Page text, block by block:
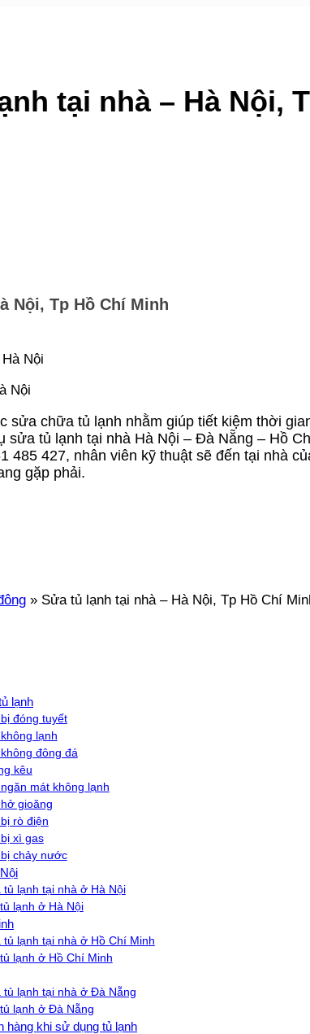
tại nhà – Hà Nội,
Nội, Tp Hồ Chí Minh
Nội
sửa chữa tủ lạnh nhằm giúp tiết kiệm thời
sửa tủ lạnh tại nhà Hà Nội – Đà Nẵng – Hồ
485 427, nhân viên kỹ thuật sẽ đến tại nhà
gặp phải.
» Sửa tủ lạnh tại nhà – Hà Nội, Tp Hồ Chí
lạnh
đóng tuyết
lạnh
đông đá
kêu
mát không lạnh
gioăng
rò điện
xì gas
chảy nước
tủ lạnh tại nhà ở Hà Nội
lạnh ở Hà Nội
tủ lạnh tại nhà ở Hồ Chí Minh
lạnh ở Hồ Chí Minh
tủ lạnh tại nhà ở Đà Nẵng
lạnh ở Đà Nẵng
hàng khi sử dụng tủ lạnh